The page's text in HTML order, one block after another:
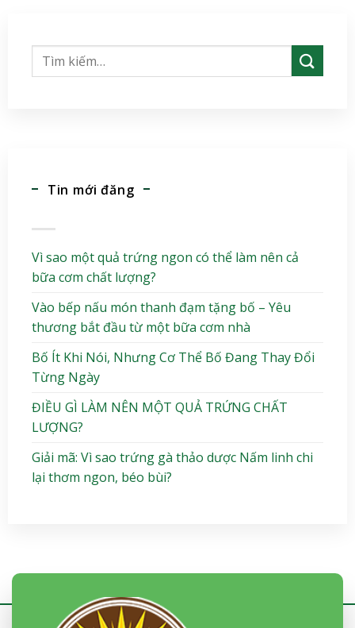
Tin mới đăng
Vì sao một quả trứng ngon có thể làm nên cả
bữa cơm chất lượng?
Vào bếp nấu món thanh đạm tặng bố – Yêu
thương bắt đầu từ một bữa cơm nhà
Bố Ít Khi Nói, Nhưng Cơ Thể Bố Đang Thay Đổi
Từng Ngày
ĐIỀU GÌ LÀM NÊN MỘT QUẢ TRỨNG CHẤT
LƯỢNG?
Giải mã: Vì sao trứng gà thảo dược Nấm linh chi
lại thơm ngon, béo bùi?